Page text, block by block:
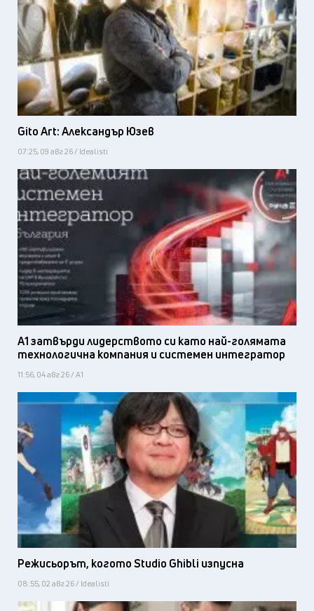
Gito Art: Александър Юзев
07:25, 09 авг 26 / Idealisti
А1 затвърди лидерството си като най-голямата
технологична компания и системен интегратор
11:56, 04 авг 26 / А1
Режисьорът, когото Studio Ghibli изпусна
08:55, 02 авг 26 / Idealisti